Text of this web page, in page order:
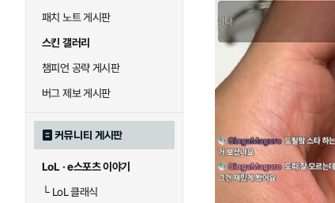
패치 노트 게시판
스킨 갤러리
챔피언 공략 게시판
버그 제보 게시판
커뮤니티 게시판
LoL · e스포츠 이야기
└LoL 클래식